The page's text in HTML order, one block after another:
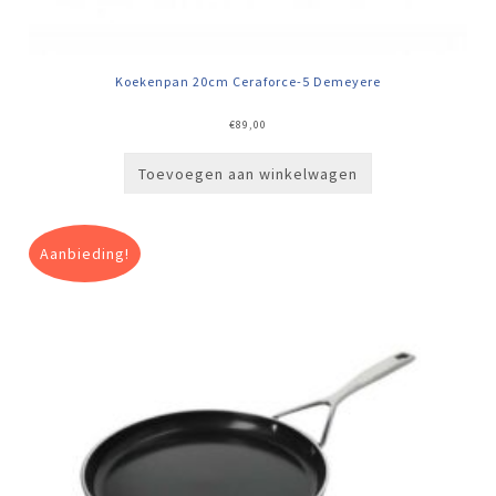
Koekenpan 20cm Ceraforce-5 Demeyere
€89,00
Toevoegen aan winkelwagen
Aanbieding!